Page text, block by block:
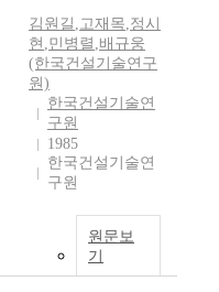
김원길 ,고재목,정시
현 ,민병렬 ,배규웅
(한국건설기술연구
원)
한국건설기술연
구원
1985
한국건설기술연
구원
원문보
기